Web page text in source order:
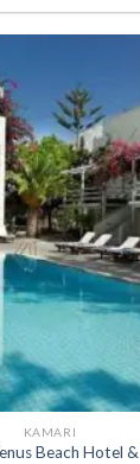
KAMARI
Beach Hotel &